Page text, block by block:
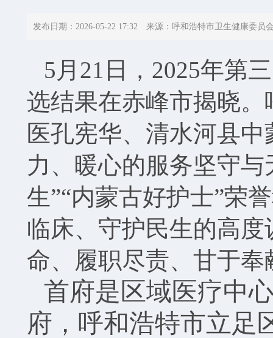
发布日期：2026-05-22 17:32 来源：呼和浩特市卫生健康委
5月21日，2025年第
选结果在赤峰市揭晓
医孔宪华、清水河县
力、暖心的服务坚守
生”“内蒙古好护士”荣
临床、守护民生的高
命、履职尽责、甘于
首府是区域医疗中
府，呼和浩特市立足